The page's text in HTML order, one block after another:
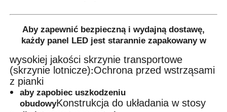
Aby zapewnić bezpieczną i wydajną dostawę,
każdy panel LED jest starannie zapakowany w
wysokiej jakości skrzynie transportowe
(skrzynie lotnicze):Ochrona przed wstrząsami
z pianki
aby zapobiec uszkodzeniu
obudowyKonstrukcja do układania w stosy